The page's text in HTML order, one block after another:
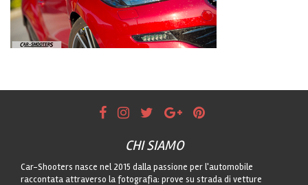
CHI SIAMO
Car-Shooters nasce nel 2015 dalla passione per l'automobile
raccontata attraverso la fotografia: prove su strada di vetture